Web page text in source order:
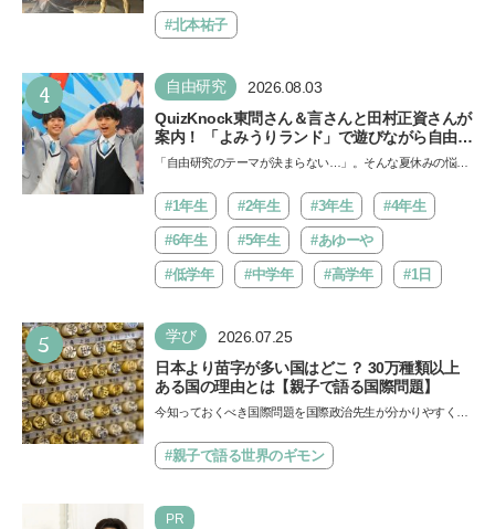
催…
#北本祐子
4 自由研究 2026.08.03
QuizKnock東問さん＆言さんと田村正資さんが
案内！ 「よみうりランド」で遊びながら自由研
究が進む期間限定イベントが開催
「自由研究のテーマが決まらない…」。そんな夏休みの悩み
バ!!…
#1年生 #2年生 #3年生 #4年生
#6年生 #5年生 #あゆーや
#低学年 #中学年 #高学年 #1日
5 学び 2026.07.25
日本より苗字が多い国はどこ？ 30万種類以上
ある国の理由とは【親子で語る国際問題】
今知っておくべき国際問題を国際政治先生が分かりやすく解
類…
#親子で語る世界のギモン
PR